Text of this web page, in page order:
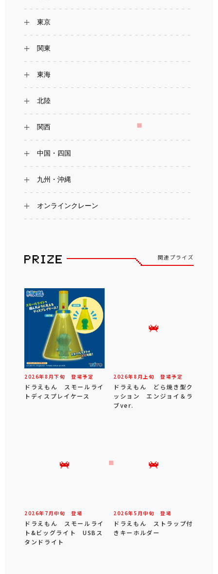
東京
関東
東海
北陸
関西
中国・四国
九州・沖縄
オンラインクレーン
関連プライズ
2026年8 月下旬 登場予定
ドラえもん スモールライ
トディスプレイケース
2026年8 月 上旬 登場予定
ドラえもん どら焼き型ク
ッション エンジョイ＆ラ
ブver.
2026年 7 月中旬 登場
ドラえもん スモールライ
ト&ビッグライト USBス
タンドライト
2026年5 月中旬 登場
ドラえもん ストラップ付
きキーホルダー